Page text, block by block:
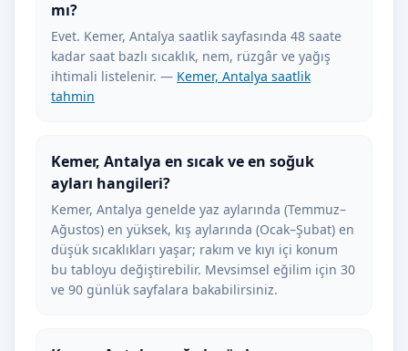
mı?
Evet. Kemer, Antalya saatlik sayfasında 48 saate
kadar saat bazlı sıcaklık, nem, rüzgâr ve yağış
ihtimali listelenir. — Kemer, Antalya saatlik
tahmin
Kemer, Antalya en sıcak ve en soğuk
ayları hangileri?
Kemer, Antalya genelde yaz aylarında (Temmuz–
Ağustos) en yüksek, kış aylarında (Ocak–Şubat) en
düşük sıcaklıkları yaşar; rakım ve kıyı içi konum
bu tabloyu değiştirebilir. Mevsimsel eğilim için 30
ve 90 günlük sayfalara bakabilirsiniz.